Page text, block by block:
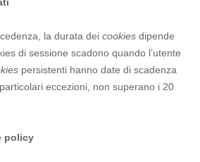
la durata dei cookies dipende
di sessione scadono quando l’utente
persistenti hanno date di scadenza
eccezioni, non superano i 20
policy